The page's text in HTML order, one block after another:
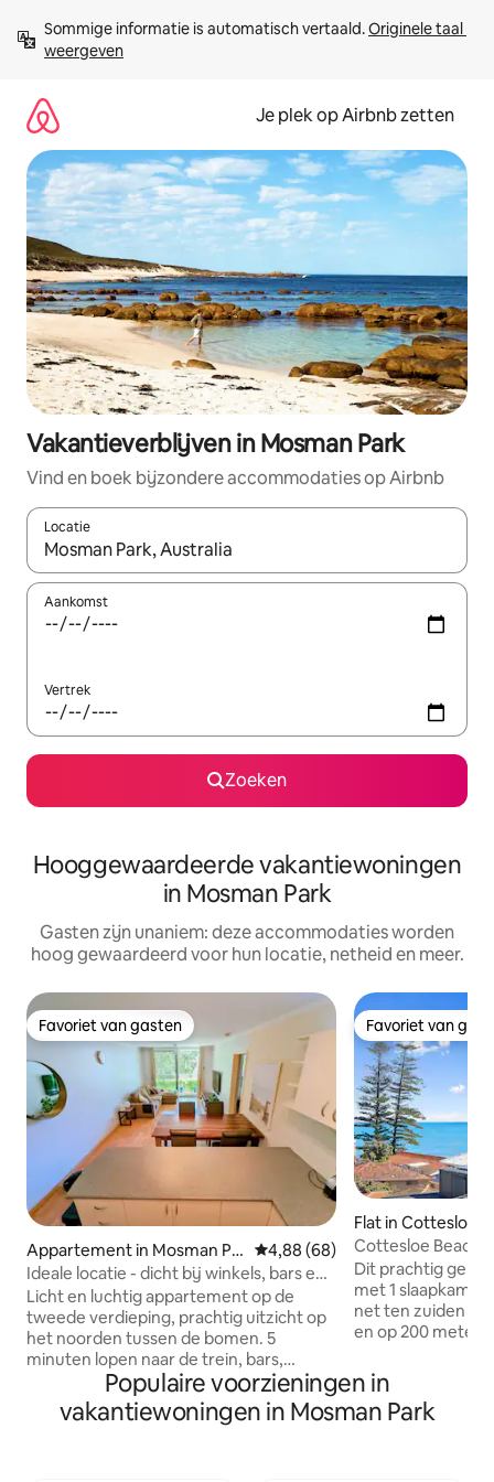
direct
naar
Sommige informatie is automatisch vertaald. Originele taal
weergeven
Je plek op Airbnb zetten
Vakantieverblijven in Mosman Park
Vind en boek bijzondere accommodaties op Airbnb
Locatie
Wanneer er resultaten beschikbaar zijn, maak je een keuze
Aankomst
Vertrek
Zoeken
Hooggewaardeerde vakantiewoningen
in Mosman Park
Gasten zijn unaniem: deze accommodaties worden
hoog gewaardeerd voor hun locatie, netheid en meer.
Favoriet van gasten
Favoriet van gasten
Appartement in Mosman Pa
rk
Gemiddelde beoordeling van
4,88 (68)
Ideale locatie - dicht bij winkels, bars en
trein
Licht en luchtig appartement op de
tweede verdieping, prachtig uitzicht op
het noorden tussen de bomen. 5
minuten lopen naar de trein, bars,
restaurants, parken en winkels. 500
meter van het strand of een korte
wandeling naar enkele van de meest
Favoriet van
Favoriet van
Flat in Cottesloe
Cottesloe Beach
Dit prachtig
met 1
net ten zuiden
en op 200 meter
treinstation liggen
minuten lopen.
Populaire voorzieningen in
vakantiewoningen in Mosman Park